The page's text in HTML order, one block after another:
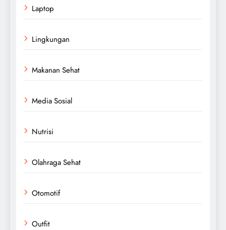
Laptop
Lingkungan
Makanan Sehat
Media Sosial
Nutrisi
Olahraga Sehat
Otomotif
Outfit